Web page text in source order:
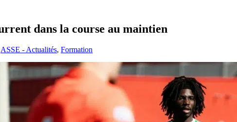
dans la course au maintien
ASSE - Actualités, Formation